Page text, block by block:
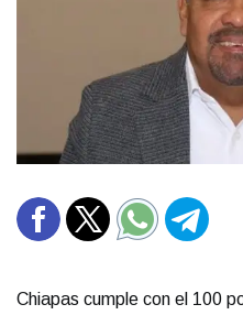
Chiapas cumple con el 100